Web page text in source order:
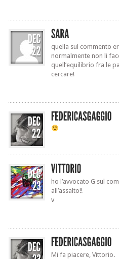
quella sul commento
normalmente non li
quell’equilibrio fra le
cercare!
ho l’avvocato G sul
all’assalto!!
v
Mi fa piacere, Vittorio.